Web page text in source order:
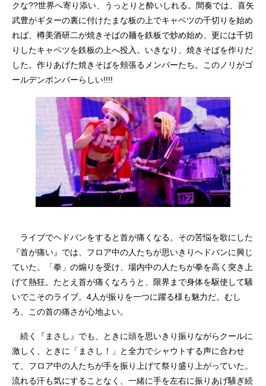
クな??世界へ寄り添い、うっとりと酔いしれる。間奏では、喜矢
武豊がギターの裏に付けたまな板の上でキャベツの千切りを始め
れば、樽美酒研二が焼きそばの麺を鉄板で炒め始め、更には千切
りしたキャベツを鉄板の上へ投入。いきなり、焼きそばを作りだ
した。作りあげた焼きそばを頬張るメンバーたち。このノリがゴ
ールデンボンバーらしい!!!!
ライブでヘドバンをすると首が痛くなる。その苦悩を歌にした
『首が痛い』では、フロア中の人たちが思いきりヘドバンに興じ
ていた。「拳」の煽りを受け、場内中の人たちが拳を高く突き上
げて熱狂。たとえ首が痛くなろうと、限界まで身体を駆使して騒
いでこそのライブ。4人が振りを一つに躍る様も魅力だ。むし
ろ、この首の痛さが心地よい。
続く『まさし』でも、ときに頭を思いきり振りながらクールに
激しく、ときに「まさし！」と全力でシャウトする声に合わせ
て、フロア中の人たちが手を振り上げて祭り盛り上がっていた。
流れる汗も気にすることなく、一緒に手を左右に振りあげ騒ぎ続